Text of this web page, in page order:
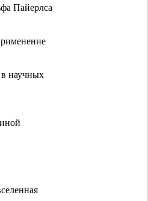
Пайерлса
научных